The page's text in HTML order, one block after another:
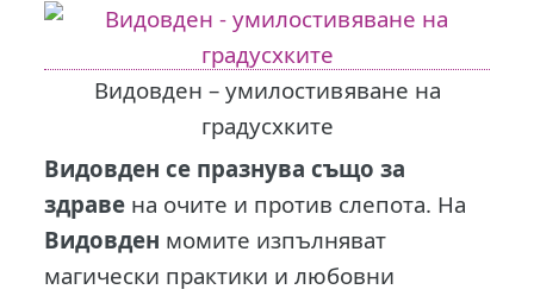
Видовден – умилостивяване на
градусхките
Видовден се празнува също за
здраве на очите и против слепота. На
Видовден момите изпълняват
магически практики и любовни